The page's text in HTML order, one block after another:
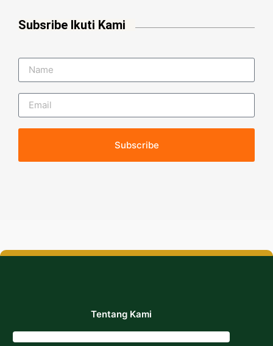
Subsribe Ikuti Kami
Subscribe
Tentang Kami